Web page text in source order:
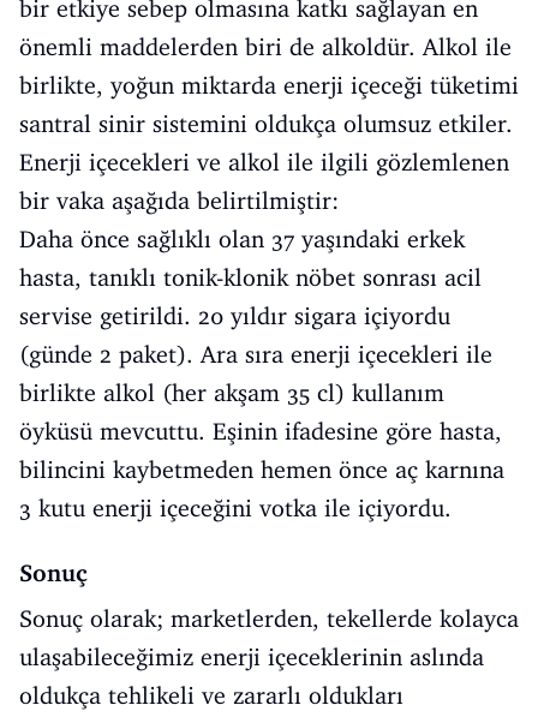
bir etkiye sebep olmasına katkı sağlayan en
önemli maddelerden biri de alkoldür. Alkol ile
birlikte, yoğun miktarda enerji içeceği tüketimi
santral sinir sistemini oldukça olumsuz etkiler.
Enerji içecekleri ve alkol ile ilgili gözlemlenen
bir vaka aşağıda belirtilmiştir:
Daha önce sağlıklı olan 37 yaşındaki erkek
hasta, tanıklı tonik-klonik nöbet sonrası acil
servise getirildi. 20 yıldır sigara içiyordu
(günde 2 paket). Ara sıra enerji içecekleri ile
birlikte alkol (her akşam 35 cl) kullanım
öyküsü mevcuttu. Eşinin ifadesine göre hasta,
bilincini kaybetmeden hemen önce aç karnına
3 kutu enerji içeceğini votka ile içiyordu.
Sonuç
Sonuç olarak; marketlerden, tekellerde kolayca
ulaşabileceğimiz enerji içeceklerinin aslında
oldukça tehlikeli ve zararlı oldukları